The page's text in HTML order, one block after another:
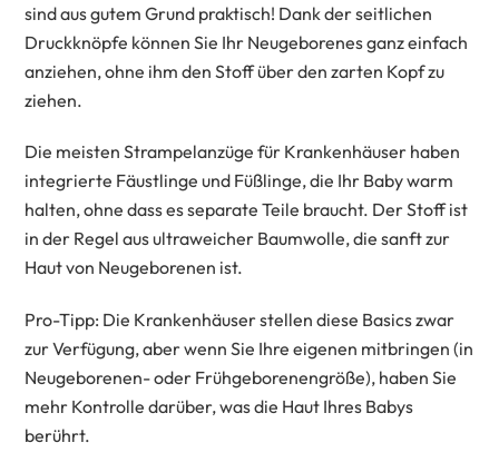
sind aus gutem Grund praktisch! Dank der seitlichen
Druckknöpfe können Sie Ihr Neugeborenes ganz einfach
anziehen, ohne ihm den Stoff über den zarten Kopf zu
ziehen.
Die meisten Strampelanzüge für Krankenhäuser haben
integrierte Fäustlinge und Füßlinge, die Ihr Baby warm
halten, ohne dass es separate Teile braucht. Der Stoff ist
in der Regel aus ultraweicher Baumwolle, die sanft zur
Haut von Neugeborenen ist.
Pro-Tipp: Die Krankenhäuser stellen diese Basics zwar
zur Verfügung, aber wenn Sie Ihre eigenen mitbringen (in
Neugeborenen- oder Frühgeborenengröße), haben Sie
mehr Kontrolle darüber, was die Haut Ihres Babys
berührt.